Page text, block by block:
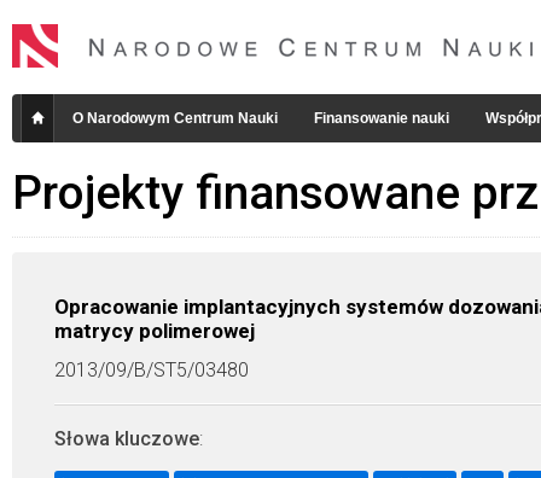
O Narodowym Centrum Nauki Finansowanie nauki
Projekty finansowane
Opracowanie implantacyjnych systemów
matrycy polimerowej
2013/09/B/ST5/03480
Słowa kluczowe: